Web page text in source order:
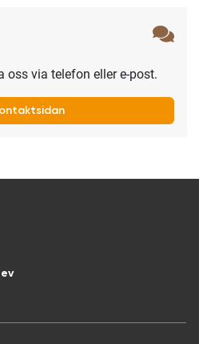
via telefon eller e-post.